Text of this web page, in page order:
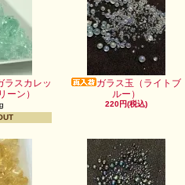
ラスカレッ
ーン）
ガラス玉（ライトブ
ルー）
220円(税込)